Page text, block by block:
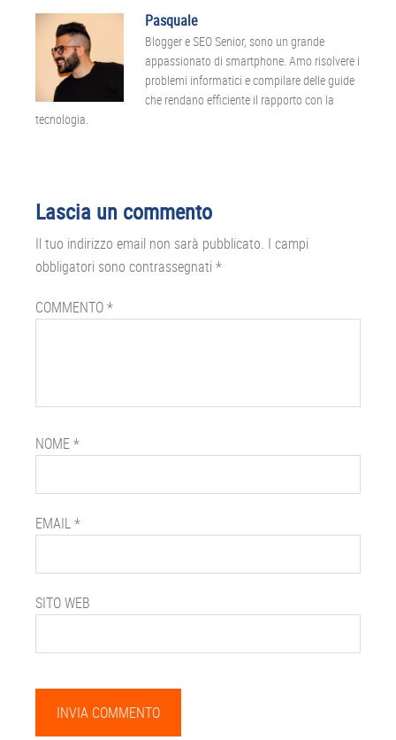
Pasquale
Blogger e SEO Senior, sono un grande
appassionato di smartphone. Amo risolvere i
problemi informatici e compilare delle guide
che rendano efficiente il rapporto con la
tecnologia.
Interazioni
del
lettore
Lascia un commento
Il tuo indirizzo email non sarà pubblicato. I campi
obbligatori sono contrassegnati *
COMMENTO*
NOME*
EMAIL*
SITO WEB